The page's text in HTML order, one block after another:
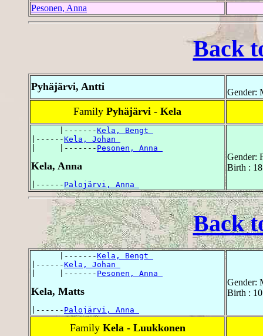
Pesonen, Anna
Back
Pyhäjärvi, Antti Gender:
Family Pyhäjärvi - Kela
      |-------
Kela, Bengt
|------Kela, Johan
|     |------- Pesonen, Anna
Kela, Anna
|------ Palojärvi, Anna
Gender:
Birth :
Back
      |-------
Kela, Bengt
|------Kela, Johan
|     |------- Pesonen, Anna
Kela, Matts
|------ Palojärvi, Anna
Gender:
Birth :
Family Kela - Luukkonen